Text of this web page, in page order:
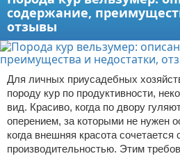
содержание,
отзывы
Для личных приусадебных
породу кур по продуктивности,
вид. Красиво, когда по двору
оперением, за которыми не нужен
когда внешняя красота сочетается
производительностью. Этим